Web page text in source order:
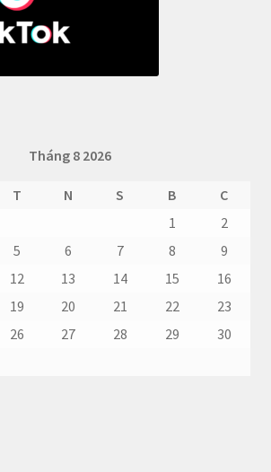
Tháng 8 2026
T N S B
C
1
2
5 6 7 8
9
12 13 14 15
16
19 20 21 22
23
26 27 28 29
30